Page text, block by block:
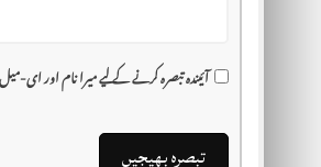
آئیندہ تبصرہ کرنے کے لیے میرا نام اور ای-